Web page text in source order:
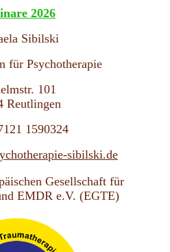
2026
Sibilski
für Psychotherapie
101
Reutlingen
1590324
sibilski.de
Gesellschaft für
EMDR e.V. (EGTE)